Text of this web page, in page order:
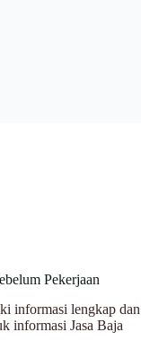
Pekerjaan
informasi lengkap dan
informasi Jasa Baja